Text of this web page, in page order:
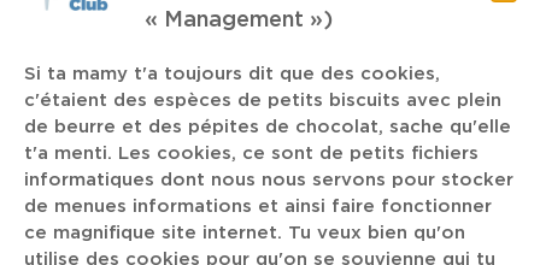
« Management »)
Si ta mamy t'a toujours dit que des cookies,
c'étaient des espèces de petits biscuits avec plein
de beurre et des pépites de chocolat, sache qu'elle
t'a menti. Les cookies, ce sont de petits fichiers
informatiques dont nous nous servons pour stocker
de menues informations et ainsi faire fonctionner
ce magnifique site internet. Tu veux bien qu'on
utilise des cookies pour qu'on se souvienne qui tu
Fever Ray
Jean-Paul Groove
Imagine Dragons evolve Bomb the Bass 1999
Tom Franck 1962 Florence + the Machine Film